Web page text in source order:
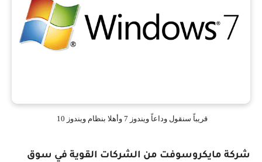
قريباً سنقول وداعاً ويندوز 7 وأهلا بنظام ويندوز 10
شركة مايكروسوفت من الشركات القوية في سوق